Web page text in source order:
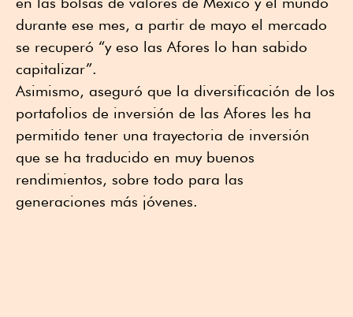
durante ese mes, a partir de mayo el mercado
se recuperó “y eso las Afores lo han sabido
capitalizar”.
Asimismo, aseguró que la diversificación de los
portafolios de inversión de las Afores les ha
permitido tener una trayectoria de inversión
que se ha traducido en muy buenos
rendimientos, sobre todo para las
generaciones más jóvenes.